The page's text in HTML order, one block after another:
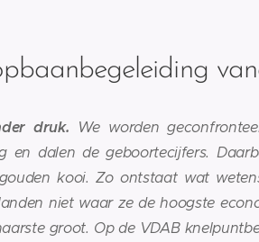
druk. We worden
en dalen de geboortecijfers.
kooi. Zo ontstaat wat
niet waar ze de hoogste
groot. Op de VDAB